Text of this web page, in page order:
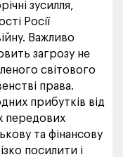
зусилля,
Росії
Важливо
загрозу не
світового
права.
прибутків від
передових
та фінансову
посилити і